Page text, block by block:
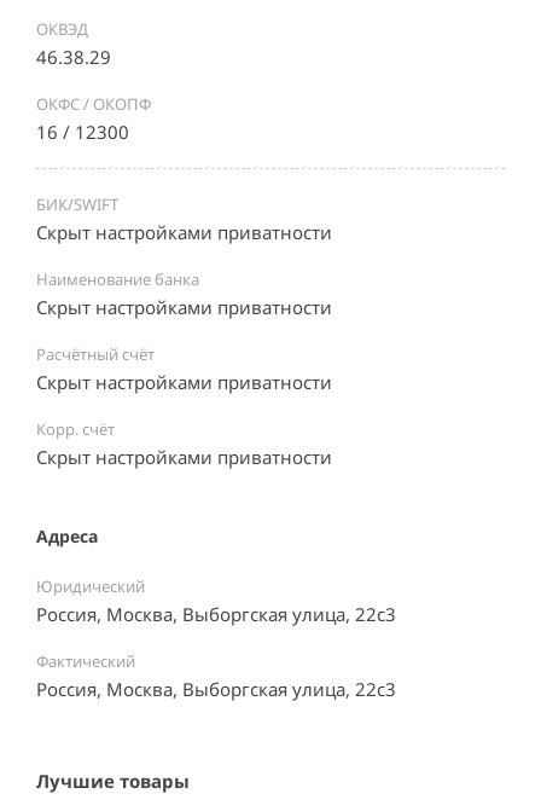
ОКВЭД
46.38.29
ОКФС / ОКОПФ
16 / 12300
БИК/SWIFT
Скрыт настройками приватности
Наименование банка
Скрыт настройками приватности
Расчётный счёт
Скрыт настройками приватности
Корр. счёт
Скрыт настройками приватности
Адреса
Юридический
Россия, Москва, Выборгская улица, 22с3
Фактический
Россия, Москва, Выборгская улица, 22с3
Лучшие товары